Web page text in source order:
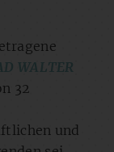
WALTER
32
und